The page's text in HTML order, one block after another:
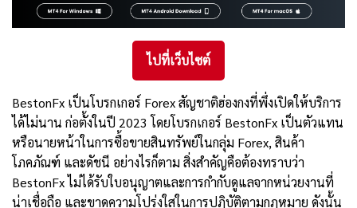
ไปที่เว็บไซต์
BestonFx เป็นโบรกเกอร์ Forex สัญชาติฮ่องกงที่พึ่งเปิดให้บริการ
ได้ไม่นาน ก่อตั้งในปี 2023 โดยโบรกเกอร์ BestonFx เป็นตัวแทน
หรือนายหน้าในการซื้อขายสินทรัพย์ในกลุ่ม Forex, สินค้า
โภคภัณฑ์ และดัชนี อย่างไรก็ตาม สิ่งสำคัญคือต้องทราบว่า
BestonFx ไม่ได้รับใบอนุญาตและการกำกับดูแลจากหน่วยงานที่
น่าเชื่อถือ และขาดความโปร่งใสในการปฏิบัติตามกฎหมาย ดังนั้น